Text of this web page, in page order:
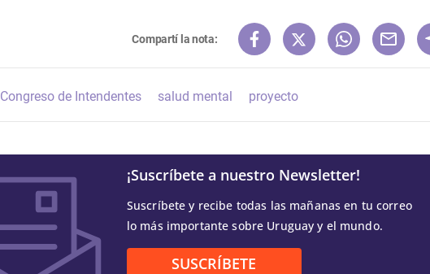
Compartí la nota:
Congreso de Intendentes salud mental proyecto
¡Suscríbete a nuestro Newsletter!
Suscríbete y recibe todas las mañanas en tu correo
lo más importante sobre Uruguay y el mundo.
SUSCRÍBETE